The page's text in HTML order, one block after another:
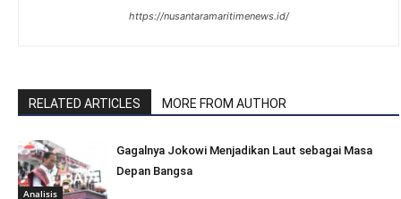
https://nusantaramaritimenews.id/
RELATED ARTICLES MORE FROM AUTHOR
Analisis
Gagalnya Jokowi Menjadikan Laut sebagai Masa
Depan Bangsa